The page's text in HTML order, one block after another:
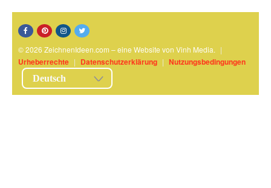
© 2026 ZeichnenIdeen.com – eine Website von Vinh Media. |
Urheberrechte | Datenschutzerklärung | Nutzungsbedingungen
Deutsch